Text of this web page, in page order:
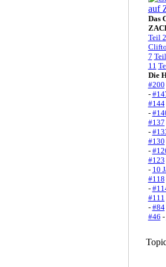
Das
Teil 2
7
11
Die
#200
-
#144
-
#137
-
#130
-
#123
- 10
#118
-
#111
- #84
#46 -